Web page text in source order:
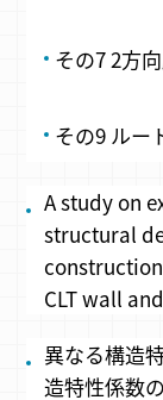
その7 2方
その9 ルー
A study on
structural
CLT wall
異なる構造
造特性係数